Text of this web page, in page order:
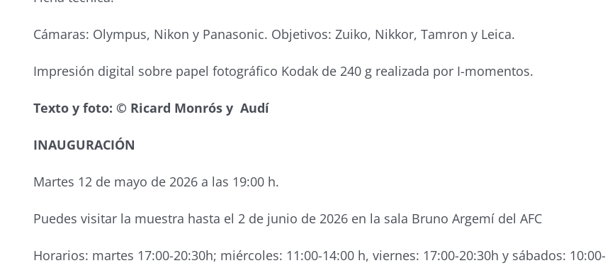
Cámaras: Olympus, Nikon y Panasonic. Objetivos: Zuiko, Nikkor, Tamron y Leica.
Impresión digital sobre papel fotográfico Kodak de 240 g realizada por I-momentos.
Texto y foto: © Ricard Monrós y Audí
INAUGURACIÓN
Martes 12 de mayo de 2026 a las 19:00 h.
Puedes visitar la muestra hasta el 2 de junio de 2026 en la sala Bruno Argemí del AFC
Horarios: martes 17:00-20:30h; miércoles: 11:00-14:00 h, viernes: 17:00-20:30h y sábados: 10:00-